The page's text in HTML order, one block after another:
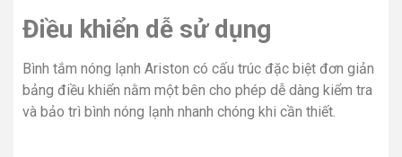
Điều khiển dễ sử dụng
Bình tắm nóng lạnh Ariston có cấu trúc đặc biệt đơn giản
bảng điều khiển nằm một bên cho phép dễ dàng kiểm tra
và bảo trì bình nóng lạnh nhanh chóng khi cần thiết.